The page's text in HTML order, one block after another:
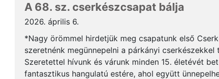
A 68. sz. cserkészcsapat bálja
2026. április 6.
*Nagy örömmel hirdetjük meg csapatunk első
szeretnénk megünnepelni a párkányi
Szeretettel hívunk és várunk minden 15. életévét
fantasztikus hangulatú estére, ahol együtt